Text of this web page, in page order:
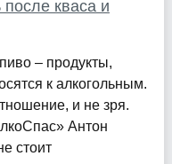
кваса и
– продукты,
к алкогольным.
и не зря.
Антон
стоит